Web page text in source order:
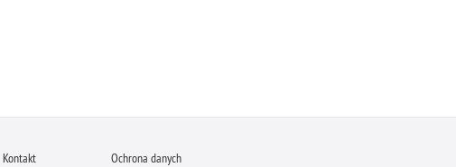
Kontakt Ochrona danych